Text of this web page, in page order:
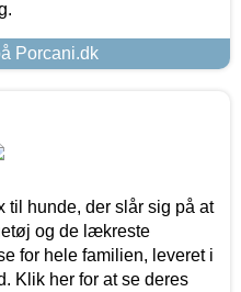
Porcani.dk
til hunde, der slår sig på at
og de lækreste
for hele familien, leveret i
Klik her for at se deres